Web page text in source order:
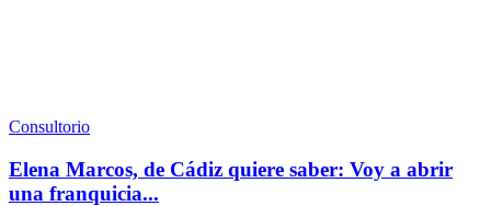
Consultorio
Elena Marcos, de Cádiz quiere saber: Voy a abrir
una franquicia...